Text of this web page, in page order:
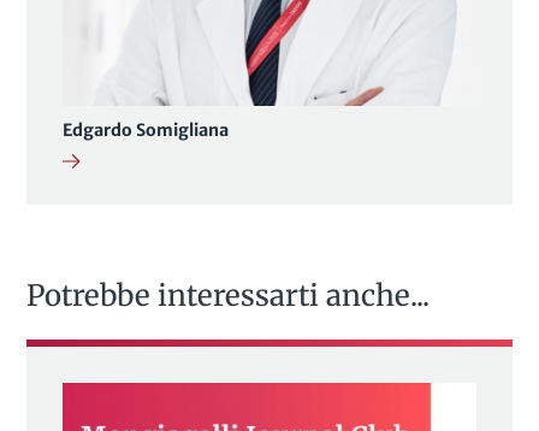
Edgardo Somigliana
Potrebbe interessarti anche...